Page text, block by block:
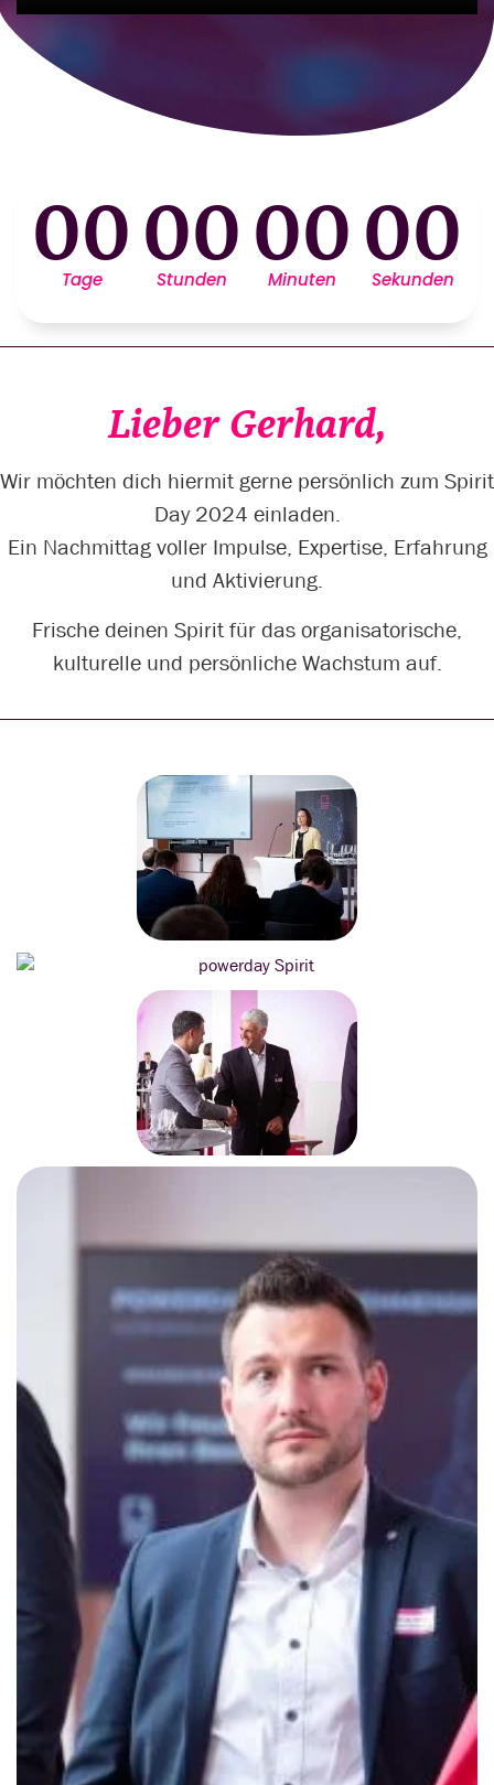
00
Tage
00
Stunden
00
Minuten
00
Sekunden
Lieber Gerhard,
Wir möchten dich hiermit gerne persönlich zum Spirit
Day 2024 einladen.
Ein Nachmittag voller Impulse, Expertise, Erfahrung
und Aktivierung.
Frische deinen Spirit für das organisatorische,
kulturelle und persönliche Wachstum auf.